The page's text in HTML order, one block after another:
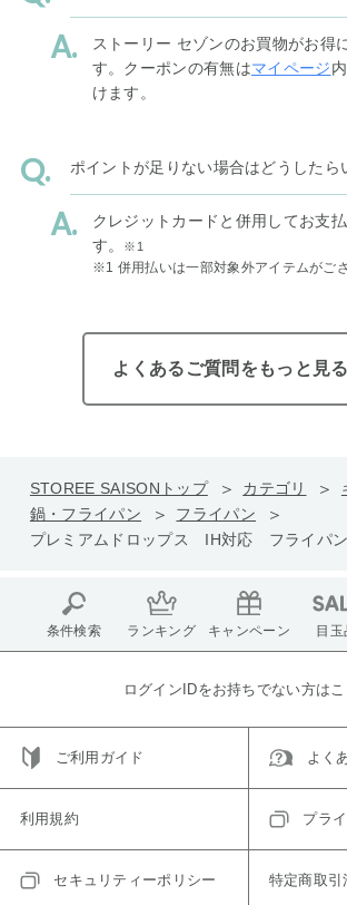
ストーリー セゾンのお買物がお得
す。クーポンの有無はマイページ
けます。
ポイントが足りない場合はどうしたら
クレジットカードと併用してお支
す。
※1
※1 併用払いは一部対象外アイテムがご
よくあるご質問をもっと見る
STOREE SAISONトップ カテゴリ
鍋・フライパン
フライパン
プレミアムドロップス IH対応 フライパ
条件検索 ランキング キャンペーン 目玉
ログインIDをお持ちでない方はこ
ご利用ガイド よく
利用規約 プラ
セキュリティーポリシー 特定商取引